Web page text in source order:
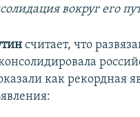
вокруг его
считает, что
как рекордная